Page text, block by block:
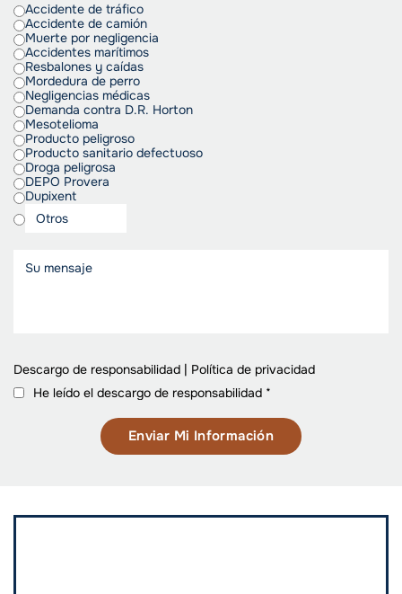
Accidente de tráfico
Accidente de camión
Muerte por negligencia
Accidentes marítimos
Resbalones y caídas
Mordedura de perro
Negligencias médicas
Demanda contra D.R. Horton
Mesotelioma
Producto peligroso
Producto sanitario defectuoso
Droga peligrosa
DEPO Provera
Dupixent
Descargo de responsabilidad | Política de privacidad
He leído el descargo de responsabilidad *